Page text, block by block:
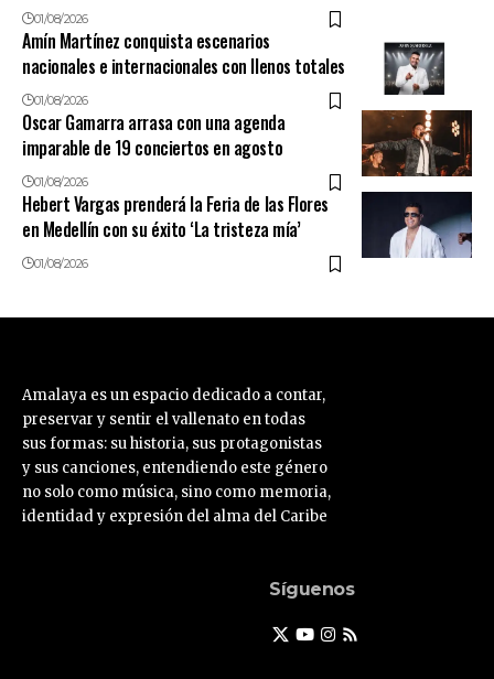
01/08/2026
Amín Martínez conquista escenarios
nacionales e internacionales con llenos totales
01/08/2026
Oscar Gamarra arrasa con una agenda
imparable de 19 conciertos en agosto
01/08/2026
Hebert Vargas prenderá la Feria de las Flores
en Medellín con su éxito ‘La tristeza mía’
01/08/2026
Amalaya es un espacio dedicado a contar,
preservar y sentir el vallenato en todas
sus formas: su historia, sus protagonistas
y sus canciones, entendiendo este género
no solo como música, sino como memoria,
identidad y expresión del alma del Caribe
Síguenos